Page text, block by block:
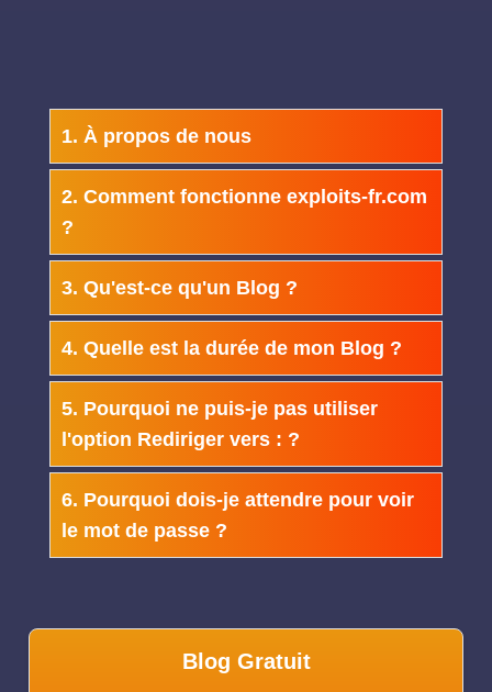
1. À propos de nous
2. Comment fonctionne exploits-fr.com
?
3. Qu'est-ce qu'un Blog ?
4. Quelle est la durée de mon Blog ?
5. Pourquoi ne puis-je pas utiliser
l'option Rediriger vers : ?
6. Pourquoi dois-je attendre pour voir
le mot de passe ?
Blog Gratuit